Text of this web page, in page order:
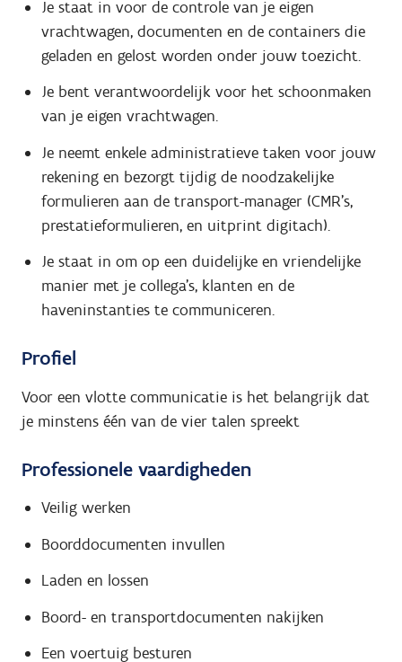
Je staat in voor de controle van je eigen
vrachtwagen, documenten en de containers die
geladen en gelost worden onder jouw toezicht.
Je bent verantwoordelijk voor het schoonmaken
van je eigen vrachtwagen.
Je neemt enkele administratieve taken voor jouw
rekening en bezorgt tijdig de noodzakelijke
formulieren aan de transport-manager (CMR’s,
prestatieformulieren, en uitprint digitach).
Je staat in om op een duidelijke en vriendelijke
manier met je collega’s, klanten en de
haveninstanties te communiceren.
Profiel
Voor een vlotte communicatie is het belangrijk dat
je minstens één van de vier talen spreekt
Professionele vaardigheden
Veilig werken
Boorddocumenten invullen
Laden en lossen
Boord- en transportdocumenten nakijken
Een voertuig besturen